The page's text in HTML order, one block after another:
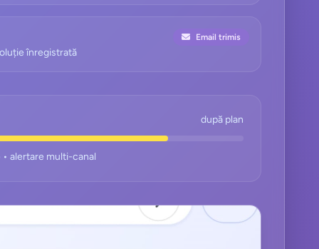
înregistrată
Email trimis
după plan
alertare multi-canal